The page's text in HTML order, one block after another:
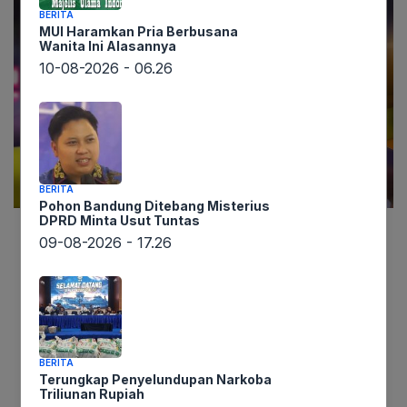
Berita mengejutkan datang dari Jakarta Pusat.
Berdasarkan informasi yang diperoleh
lintaswarta.co.id, seorang Polwan muda berinisial
NH (21) menjadi korban penjambretan
handphone iPhone 13 miliknya di Jalan
Bendungan Hilir (Benhil), Tanah Abang, pada
Jumat (9/5) sekitar pukul 19.30 WIB. Kejadian ini
BERITA
MUI Haramkan Pria Berbusana
Wanita Ini Alasannya
10-08-2026 - 06.26
BERITA
Pohon Bandung Ditebang Misterius
DPRD Minta Usut Tuntas
09-08-2026 - 17.26
BERITA
Terungkap Penyelundupan Narkoba
Triliunan Rupiah